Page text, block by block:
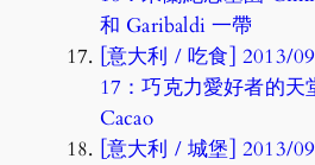
和 Garibaldi 一帶
[意大利 / 吃食] 2013/
17：巧克力愛好者的天
Cacao
[意大利 / 城堡] 2013/